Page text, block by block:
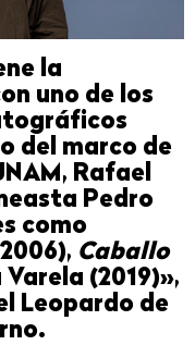
la
uno de los
del marco de
Rafael
Pedro
como
Caballo
(2019)»,
Leopardo de